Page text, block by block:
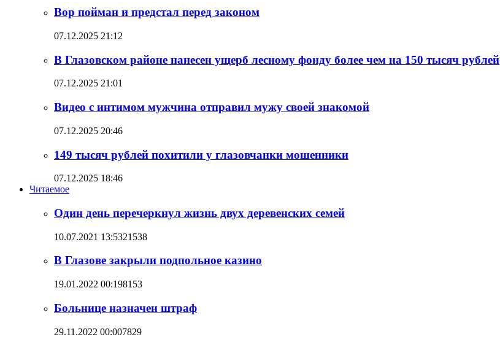
Вор пойман и предстал перед законом
07.12.2025 21:12
В Глазовском районе нанесен ущерб лесному фонду более чем на 150 тысяч рублей
07.12.2025 21:01
Видео с интимом мужчина отправил мужу своей знакомой
07.12.2025 20:46
149 тысяч рублей похитили у глазовчанки мошенники
07.12.2025 18:46
Читаемое
Один день перечеркнул жизнь двух деревенских семей
10.07.2021 13:5321538
В Глазове закрыли подпольное казино
19.01.2022 00:198153
Больнице назначен штраф
29.11.2022 00:007829